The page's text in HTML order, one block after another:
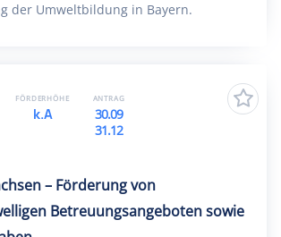
der Umweltbildung in Bayern.
– Förderung von
Betreuungsangeboten sowie
FÖRDERHÖHE
k.A
ANTRAG
30.09
31.12